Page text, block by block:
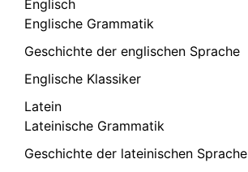
Englisch
Englische Grammatik
Geschichte der englischen Sprache
Englische Klassiker
Latein
Lateinische Grammatik
Geschichte der lateinischen Sprache